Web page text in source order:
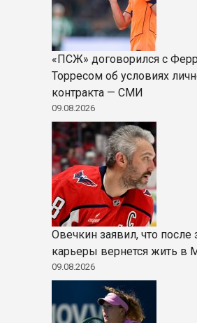
«ПСЖ» договорился с
Торресом об условиях
контракта — СМИ
09.08.2026
Овечкин заявил, что
карьеры вернется жить в
09.08.2026